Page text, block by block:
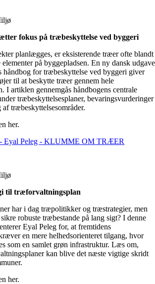
fokus på træbeskyttelse ved byggeri
planlægges, er eksisterende træer ofte blandt
elementer på byggepladsen. En ny dansk udgave
håndbog for træbeskyttelse ved byggeri giver
til at beskytte træer gennem hele
I artiklen gennemgås håndbogens centrale
træbeskyttelsesplaner, bevaringsvurderinger
træbeskyttelsesområder.
her.
til træforvaltningsplan
har i dag træpolitikker og træstrategier, men
robuste træbestande på lang sigt? I denne
Eyal Peleg for, at fremtidens
en mere helhedsorienteret tilgang, hvor
som en samlet grøn infrastruktur. Læs om,
kan blive det næste vigtige skridt
her.